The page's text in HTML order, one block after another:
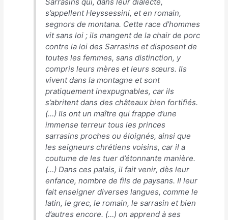
s’appellent Heyssessini, et en romain,
segnors de montana. Cette race d’hommes
vit sans loi ; ils mangent de la chair de porc
contre la loi des Sarrasins et disposent de
toutes les femmes, sans distinction, y
compris leurs mères et leurs sœurs. Ils
vivent dans la montagne et sont
pratiquement inexpugnables, car ils
s’abritent dans des châteaux bien fortifiés.
(…) Ils ont un maître qui frappe d’une
immense terreur tous les princes
sarrasins proches ou éloignés, ainsi que
les seigneurs chrétiens voisins, car il a
coutume de les tuer d’étonnante manière.
(…) Dans ces palais, il fait venir, dès leur
enfance, nombre de fils de paysans. Il leur
fait enseigner diverses langues, comme le
latin, le grec, le romain, le sarrasin et bien
d’autres encore. (…) on apprend à ses